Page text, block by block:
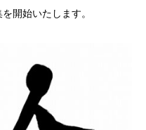
開始いたします。